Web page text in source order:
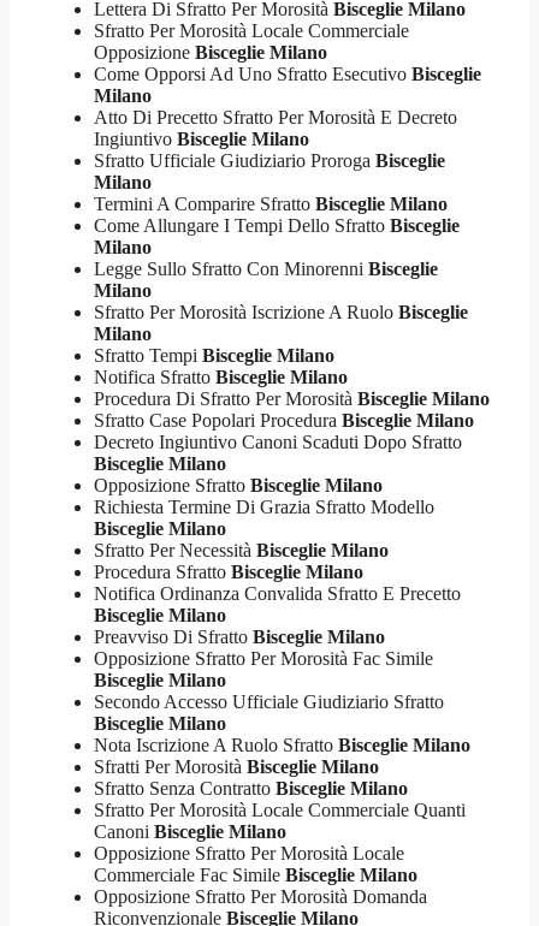
Lettera Di Sfratto Per Morosità Bisceglie Milano
Sfratto Per Morosità Locale Commerciale
Opposizione Bisceglie Milano
Come Opporsi Ad Uno Sfratto Esecutivo Bisceglie
Milano
Atto Di Precetto Sfratto Per Morosità E Decreto
Ingiuntivo Bisceglie Milano
Sfratto Ufficiale Giudiziario Proroga Bisceglie
Milano
Termini A Comparire Sfratto Bisceglie Milano
Come Allungare I Tempi Dello Sfratto Bisceglie
Milano
Legge Sullo Sfratto Con Minorenni Bisceglie
Milano
Sfratto Per Morosità Iscrizione A Ruolo Bisceglie
Milano
Sfratto Tempi Bisceglie Milano
Notifica Sfratto Bisceglie Milano
Procedura Di Sfratto Per Morosità Bisceglie Milano
Sfratto Case Popolari Procedura Bisceglie Milano
Decreto Ingiuntivo Canoni Scaduti Dopo Sfratto
Bisceglie Milano
Opposizione Sfratto Bisceglie Milano
Richiesta Termine Di Grazia Sfratto Modello
Bisceglie Milano
Sfratto Per Necessità Bisceglie Milano
Procedura Sfratto Bisceglie Milano
Notifica Ordinanza Convalida Sfratto E Precetto
Bisceglie Milano
Preavviso Di Sfratto Bisceglie Milano
Opposizione Sfratto Per Morosità Fac Simile
Bisceglie Milano
Secondo Accesso Ufficiale Giudiziario Sfratto
Bisceglie Milano
Nota Iscrizione A Ruolo Sfratto Bisceglie Milano
Sfratti Per Morosità Bisceglie Milano
Sfratto Senza Contratto Bisceglie Milano
Sfratto Per Morosità Locale Commerciale Quanti
Canoni Bisceglie Milano
Opposizione Sfratto Per Morosità Locale
Commerciale Fac Simile Bisceglie Milano
Opposizione Sfratto Per Morosità Domanda
Riconvenzionale Bisceglie Milano